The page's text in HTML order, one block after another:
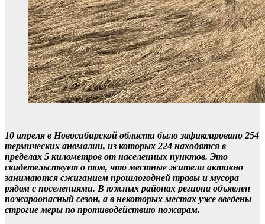
10 апреля в Новосибирской области было зафиксировано 254
термических аномалии, из которых 224 находятся в
пределах 5 километров от населенных пунктов. Это
свидетельствует о том, что местные жители активно
занимаются сжиганием прошлогодней травы и мусора
рядом с поселениями. В южных районах региона объявлен
пожароопасный сезон, а в некоторых местах уже введены
строгие меры по противодействию пожарам.